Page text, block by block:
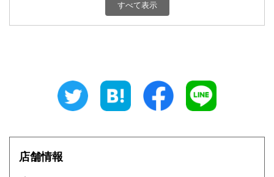
600円 富山県
600円 静岡県
すべて表示
店舗情報